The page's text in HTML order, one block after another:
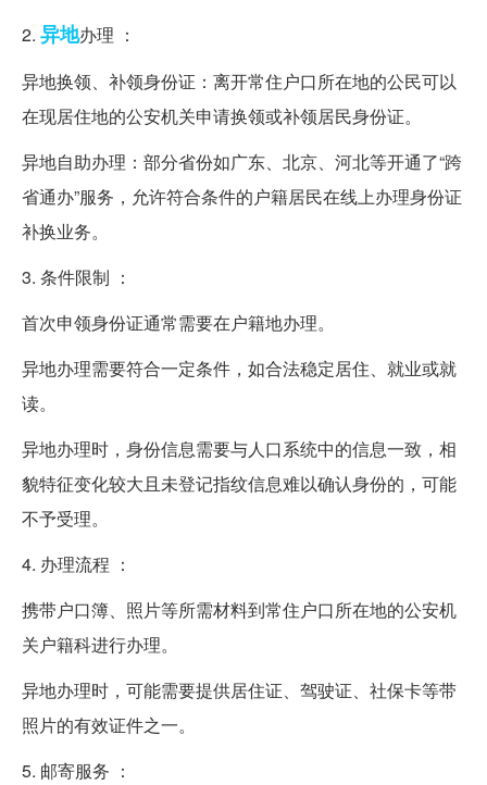
2. 异地办理 ：
异地换领、补领身份证：离开常住户口所在地的公民可以
在现居住地的公安机关申请换领或补领居民身份证。
异地自助办理：部分省份如广东、北京、河北等开通了“跨
省通办”服务，允许符合条件的户籍居民在线上办理身份证
补换业务。
3. 条件限制 ：
首次申领身份证通常需要在户籍地办理。
异地办理需要符合一定条件，如合法稳定居住、就业或就
读。
异地办理时，身份信息需要与人口系统中的信息一致，相
貌特征变化较大且未登记指纹信息难以确认身份的，可能
不予受理。
4. 办理流程 ：
携带户口簿、照片等所需材料到常住户口所在地的公安机
关户籍科进行办理。
异地办理时，可能需要提供居住证、驾驶证、社保卡等带
照片的有效证件之一。
5. 邮寄服务 ：